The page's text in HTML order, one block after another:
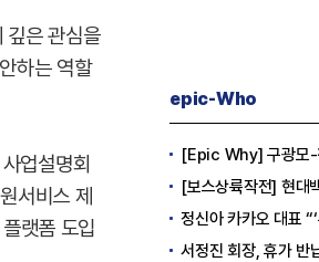
깊은 관심을
하는 역할
업설명회
서비스 제
랫폼 도입
epic-Who
[Epic Why] 구광모-
[보스상륙작전] 현대백화
정신아 카카오 대표 “‘주
서정진 회장, 휴가 반납